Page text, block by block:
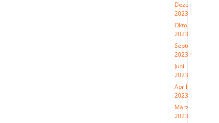
Dezember
2023
Oktober
2023
September
2023
Juni
2023
April
2023
März
2023